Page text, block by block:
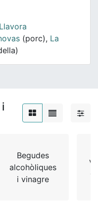
Llavora
(porc), La
Begudes
alcohòliques
i vinagre